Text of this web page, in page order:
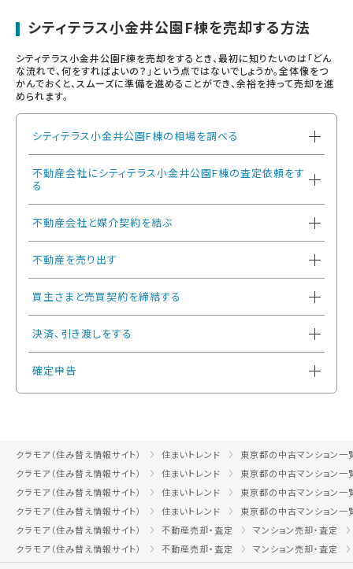
シティテラス小金井公園F棟を売却する方法
シティテラス小金井公園F棟を売却をするとき、最初に知りたいのは「どん
な流れで、何をすればよいの？」という点ではないでしょうか。全体像をつ
かんでおくと、スムーズに準備を進めることができ、余裕を持って売却を進
められます。
シティテラス小金井公園F棟の相場を調べる
不動産会社にシティテラス小金井公園F棟の査定依頼をす
る
不動産会社と媒介契約を結ぶ
不動産を売り出す
買主さまと売買契約を締結する
決済、引き渡しをする
確定申告
クラモア（住み替え情報サイト） 住まいトレンド
東京都の中古マンション一
クラモア（住み替え情報サイト）
住まいトレンド
東京都の中古マンション一
クラモア（住み替え情報サイト）
住まいトレンド
東京都の中古マンション一
クラモア（住み替え情報サイト）
住まいトレンド
東京都の中古マンション一
クラモア（住み替え情報サイト）
不動産売却・査定
マンション売却・査定
クラモア（住み替え情報サイト）
不動産売却・査定 マンション売却・査定